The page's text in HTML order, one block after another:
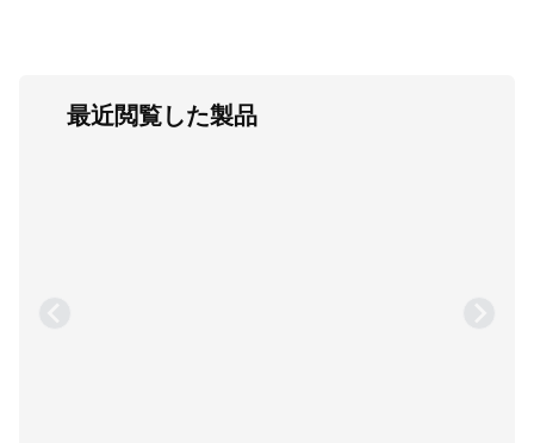
最近閲覧した製品